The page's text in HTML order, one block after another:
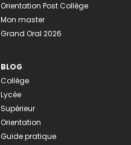
Orientation Post Collège
Mon master
Grand Oral 2026
BLOG
Collège
Lycée
Supérieur
Orientation
Guide pratique